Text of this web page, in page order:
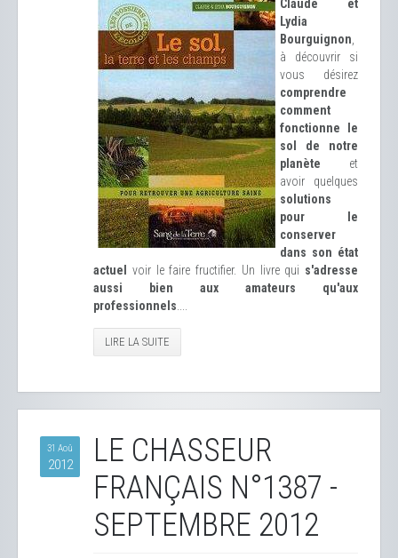
Claude et
Lydia
Bourguignon
à découvrir si
vous désirez
comprendre
comment
fonctionne le
sol de notre
planète et
avoir quelques
solutions
pour le
conserver
dans son état
actuel
voir le faire fructifier. Un livre qui s'adresse
aussi bien aux amateurs qu'aux
professionnels
LIRE LA SUITE
31 Aoû
2012
LE CHASSEUR
FRANÇAIS N°1387 -
SEPTEMBRE 2012